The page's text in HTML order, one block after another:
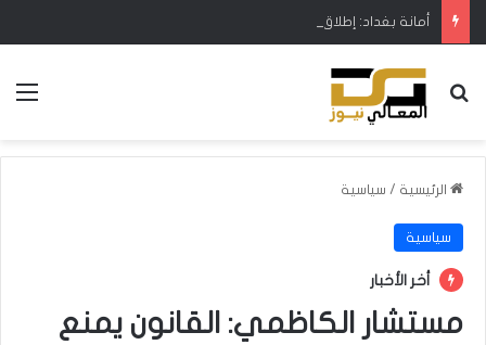
بحث عن
الرئيسية / سياسية
سياسية
أخر الأخبار
مستشار الكاظمي: القانون يمنع